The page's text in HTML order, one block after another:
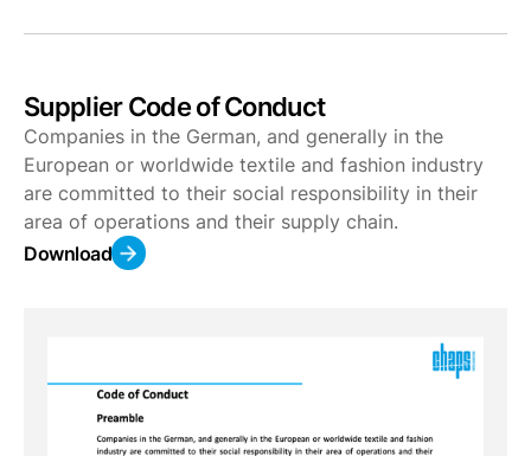
Supplier Code of Conduct
Companies in the German, and generally in the
European or worldwide textile and fashion industry
are committed to their social responsibility in their
area of operations and their supply chain.
Download